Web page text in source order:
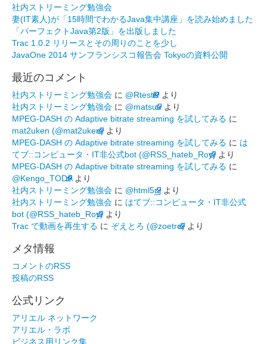
社内ストリーミング勉強会
妻(IT素人)が「15時間でわかるJava集中講座」を読み始めました
「パーフェクトJava第2版」を出版しました
Trac 1.0.2 リリースとその周りのことを少し
JavaOne 2014 サンフランシスコ報告会 Tokyoの資料公開
最近のコメント
社内ストリーミング勉強会 に @RtestR より
社内ストリーミング勉強会 に @matsuu より
MPEG-DASH の Adaptive bitrate streaming を試してみる に
mat2uken (@mat2uken) より
MPEG-DASH の Adaptive bitrate streaming を試してみる に は
てブ::コンピュータ・IT非公式bot (@RSS_hateb_Roy) より
MPEG-DASH の Adaptive bitrate streaming を試してみる に
@Kengo_TODAより
社内ストリーミング勉強会 に @html5_j より
社内ストリーミング勉強会 に はてブ::コンピュータ・IT非公式
bot (@RSS_hateb_Roy) より
Trac で動画を再生する に ぞえとろ (@zoetro) より
メタ情報
コメントのRSS
投稿のRSS
公式リンク
アリエル ネットワーク
アリエル・ラボ
ビジネス用リンク集